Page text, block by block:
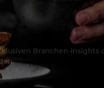
Branchen-